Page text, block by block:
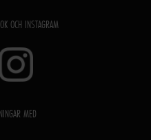
OCH INSTAGRAM
MED